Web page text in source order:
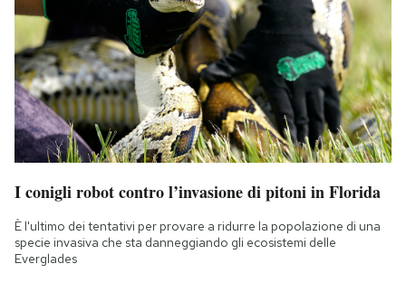
I conigli robot contro l’invasione di pitoni in Florida
È l'ultimo dei tentativi per provare a ridurre la popolazione di una
specie invasiva che sta danneggiando gli ecosistemi delle
Everglades